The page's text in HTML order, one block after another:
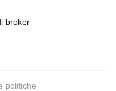
broker
politiche